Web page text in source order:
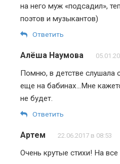
на него муж «подсадил»,
поэтов и музыкантов)
Ответить
Алёша Наумова
Помню, в детстве слушала
еще на бабинах…Мне
не будет.
Ответить
Артем 22.06.2017 в 08:53
Очень крутые стихи! На